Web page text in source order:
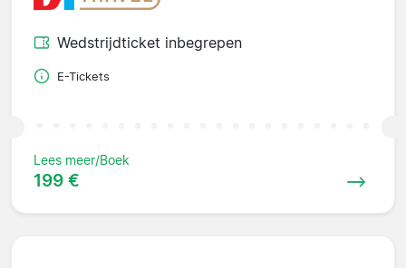
Wedstrijdticket inbegrepen
E-Tickets
Lees meer/Boek
199 €